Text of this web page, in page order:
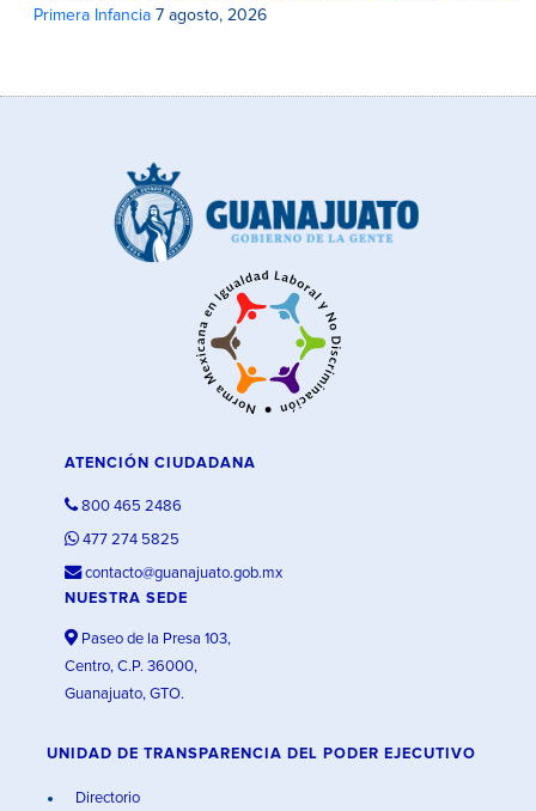
Primera Infancia 7 agosto, 2026
ATENCIÓN CIUDADANA
800 465 2486
477 274 5825
contacto@guanajuato.gob.mx
NUESTRA SEDE
Paseo de la Presa 103,
Centro, C.P. 36000,
Guanajuato, GTO.
UNIDAD DE TRANSPARENCIA DEL PODER EJECUTIVO
Directorio